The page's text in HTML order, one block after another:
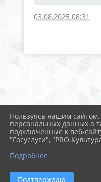
03.08.2025 08:31
Пользуясь нашим
персональных данных а
подключенные к веб-
"Госуслуги",
Подробнее
Подтверждаю